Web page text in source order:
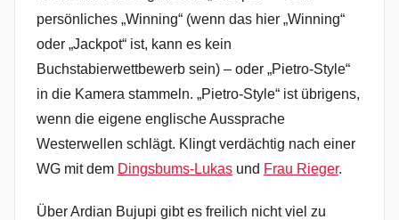
persönliches „Winning“ (wenn das hier „Winning“
oder „Jackpot“ ist, kann es kein
Buchstabierwettbewerb sein) – oder „Pietro-Style“
in die Kamera stammeln. „Pietro-Style“ ist übrigens,
wenn die eigene englische Aussprache
Westerwellen schlägt. Klingt verdächtig nach einer
WG mit dem Dingsbums-Lukas und Frau Rieger.
Über Ardian Bujupi gibt es freilich nicht viel zu